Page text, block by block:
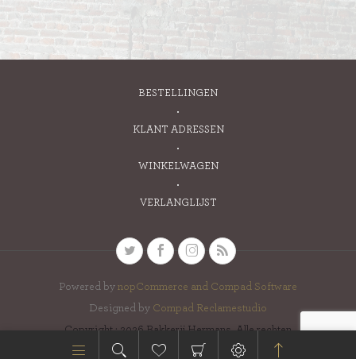
BESTELLINGEN
KLANT ADRESSEN
WINKELWAGEN
VERLANGLIJST
Powered by nopCommerce and Compad Software
Designed by Compad Reclamestudio
Copyright ; 2026 Bakkerij Hermans. Alle rechten
voorbehouden.